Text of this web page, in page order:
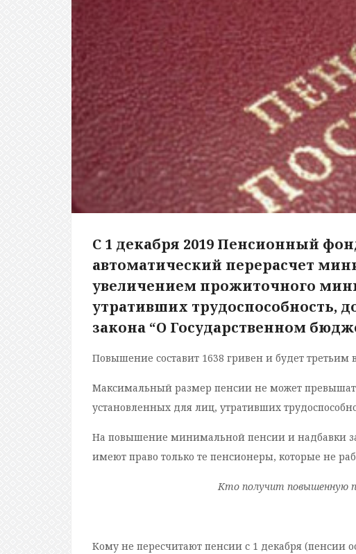
С 1 декабря 2019 Пенсионный
автоматический перерасчет
увеличением прожиточного
утративших трудоспособность,
закона “О Государственном
Повышение составит 1638 гривен и будет третьим
Максимальный размер пенсии не может
установленных для лиц, утративших
На повышение минимальной пенсии и надбавки
имеют право только те пенсионеры, которые не
Кто получит повышенную
Кому не пересчитают пенсии с 1 декабря (пенсии